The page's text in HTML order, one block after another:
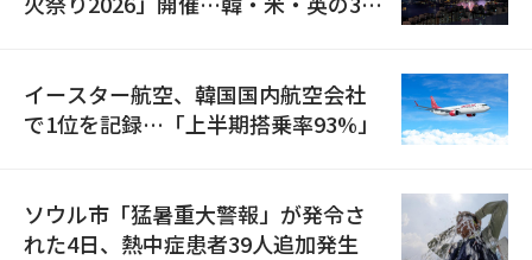
イースター航空、韓国国内航空会社
で1位を記録…「上半期搭乗率93%」
ソウル市「猛暑重大警報」が発令さ
れた4日、熱中症患者39人追加発生